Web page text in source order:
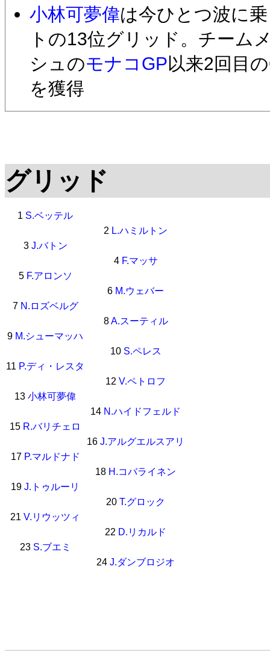
小林可夢偉は今ひとつ波に
トの13位グリッド。チーム
シュのモナコGP以来2回目
を獲得
グリッド
1 S.ベッテル
2 L.ハミルトン
3 J.バトン
4 F.マッサ
5 F.アロンソ
6 M.ウェバー
7 N.ロズベルグ
8A.スーティル
9 M.シューマッハ
10 S.ペレス
11 P.ディ・レスタ
12 V.ペトロフ
13 小林可夢偉
14 N.ハイドフェルド
15 R.バリチェロ
16 J.アルグエルスアリ
17 P.マルドナド
18 H.コバライネン
19 J.トゥルーリ
20 T.グロック
21 V.リウッツィ
22 D.リカルド
23 S.ブエミ
24 J.ダンブロジオ